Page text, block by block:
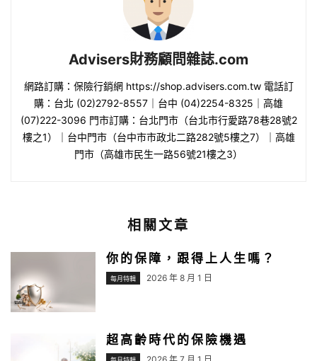
Advisers財務顧問雜誌.com
網路訂購：保險行銷網 https://shop.advisers.com.tw 電話訂
購：台北 (02)2792-8557｜台中 (04)2254-8325｜高雄
(07)222-3096 門市訂購：台北門市（台北市行愛路78巷28號2
樓之1）｜台中門市（台中市市政北二路282號5樓之7）｜高雄
門市（高雄市民生一路56號21樓之3）
相關文章
你的保障，跟得上人生嗎？
每月特輯 2026 年 8 月 1 日
超高齡時代的保險機遇